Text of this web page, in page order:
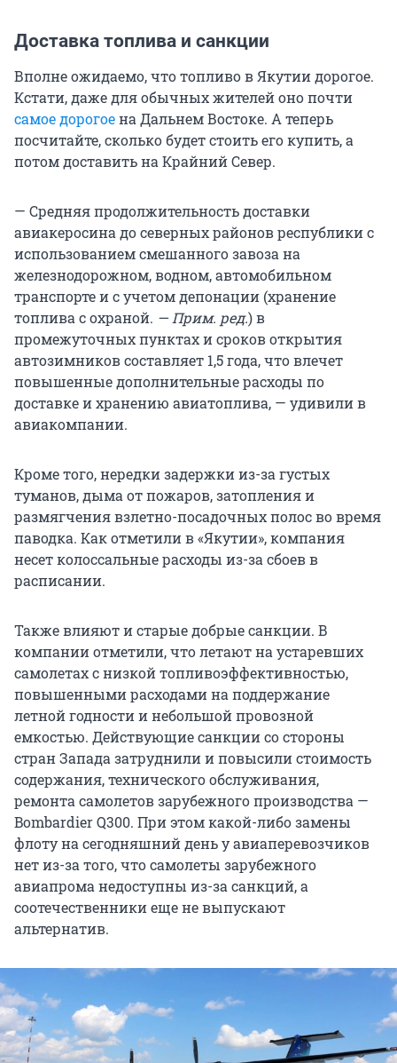
Доставка топлива и санкции
Вполне ожидаемо, что топливо в Якутии дорогое.
Кстати, даже для обычных жителей оно почти
самое дорогоена Дальнем Востоке. А теперь
посчитайте, сколько будет стоить его купить, а
потом доставить на Крайний Север.
— Средняя продолжительность доставки
авиакеросина до северных районов республики с
использованием смешанного завоза на
железнодорожном, водном, автомобильном
транспорте и с учетом депонации (хранение
топлива с охраной. — Прим. ред.) в
промежуточных пунктах и сроков открытия
автозимников составляет 1,5 года, что влечет
повышенные дополнительные расходы по
доставке и хранению авиатоплива, — удивили в
авиакомпании.
Кроме того, нередки задержки из-за густых
туманов, дыма от пожаров, затопления и
размягчения взлетно-посадочных полос во время
паводка. Как отметили в «Якутии», компания
несет колоссальные расходы из-за сбоев в
расписании.
Также влияют и старые добрые санкции. В
компании отметили, что летают на устаревших
самолетах с низкой топливоэффективностью,
повышенными расходами на поддержание
летной годности и небольшой провозной
емкостью. Действующие санкции со стороны
стран Запада затруднили и повысили стоимость
содержания, технического обслуживания,
ремонта самолетов зарубежного производства —
Bombardier Q300. При этом какой-либо замены
флоту на сегодняшний день у авиаперевозчиков
нет из-за того, что самолеты зарубежного
авиапрома недоступны из-за санкций, а
соотечественники еще не выпускают
альтернатив.